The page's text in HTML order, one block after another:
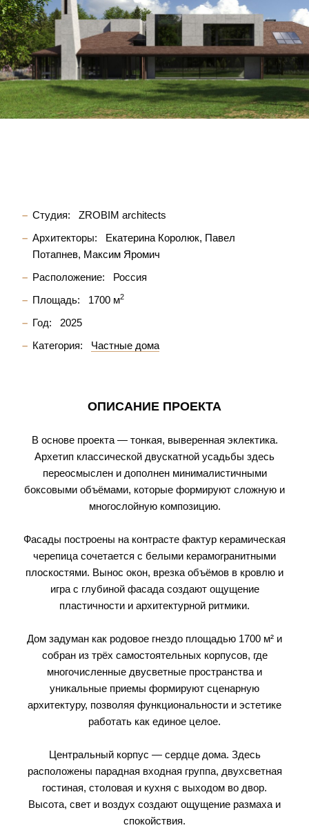
Студия:
ZROBIM architects
Архитекторы:
Екатерина Королюк Павел
Потапнев Максим Яромич
Расположение:
Россия
Площадь:
1700 м2
Год:
2025
Категория:
Частные дома
ОПИСАНИЕ ПРОЕКТА
В основе проекта — тонкая, выверенная эклектика.
Архетип классической двускатной усадьбы здесь
переосмыслен и дополнен минималистичными
боксовыми объёмами, которые формируют сложную и
многослойную композицию.
Фасады построены на контрасте фактур керамическая
черепица сочетается с белыми керамогранитными
плоскостями. Вынос окон, врезка объёмов в кровлю и
игра с глубиной фасада создают ощущение
пластичности и архитектурной ритмики.
Дом задуман как родовое гнездо площадью 1700 м² и
собран из трёх самостоятельных корпусов, где
многочисленные двусветные пространства и
уникальные приемы формируют сценарную
архитектуру, позволяя функциональности и эстетике
работать как единое целое.
Центральный корпус — сердце дома. Здесь
расположены парадная входная группа, двухсветная
гостиная, столовая и кухня с выходом во двор.
Высота, свет и воздух создают ощущение размаха и
спокойствия.